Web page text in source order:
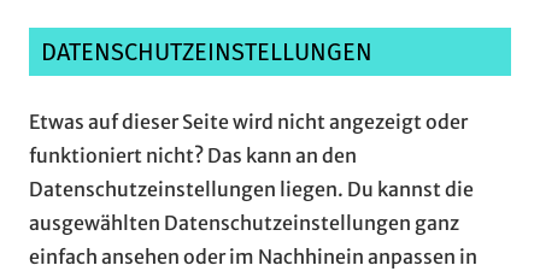
DATENSCHUTZEINSTELLUNGEN
Etwas auf dieser Seite wird nicht angezeigt oder
funktioniert nicht? Das kann an den
Datenschutzeinstellungen liegen. Du kannst die
ausgewählten Datenschutzeinstellungen ganz
einfach ansehen oder im Nachhinein anpassen in